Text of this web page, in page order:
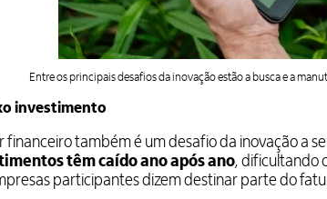
Entre os principais desafios da inovação estão a busca e a
investimento
financeiro também é um desafio da inovação a
têm caído ano após ano, dificultando
participantes dizem destinar parte do